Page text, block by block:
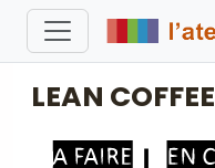
LEAN COFFEE